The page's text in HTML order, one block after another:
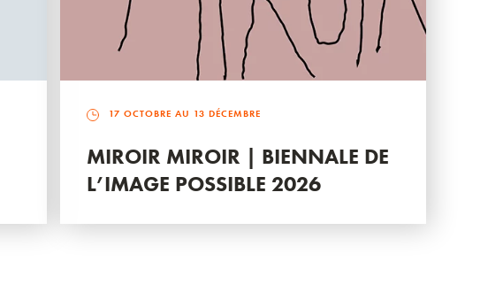
17 OCTOBRE AU 13 DÉCEMBRE
MIROIR MIROIR | BIENNALE DE
L’IMAGE POSSIBLE 2026